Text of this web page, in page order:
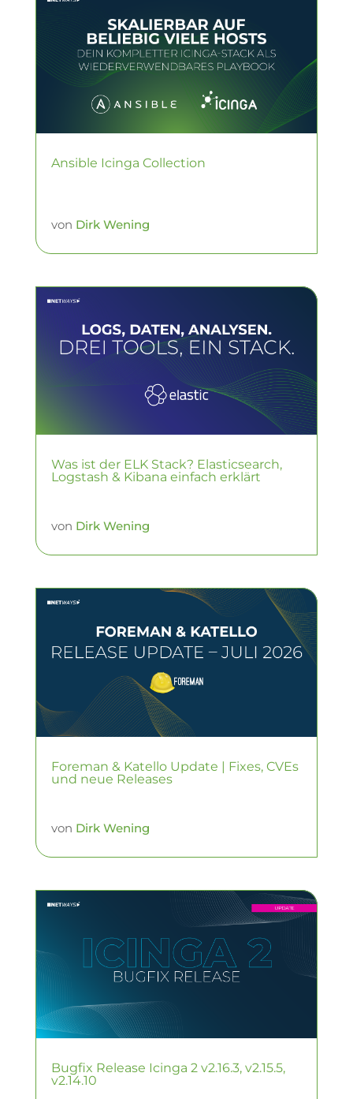
Ansible Icinga Collection
von Dirk Wening
Was ist der ELK Stack? Elasticsearch,
Logstash & Kibana einfach erklärt
von Dirk Wening
Foreman & Katello Update | Fixes, CVEs
und neue Releases
von Dirk Wening
Bugfix Release Icinga 2 v2.16.3, v2.15.5,
v2.14.10